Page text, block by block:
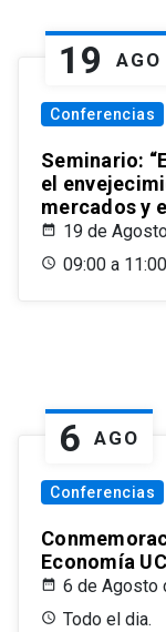
19 AGO
Conferencias
Seminario:
el
mercados y
19 de
09:00 a 11:00
6 AGO
Conferencias
Economía UC
6 de Agosto
Todo el dia.